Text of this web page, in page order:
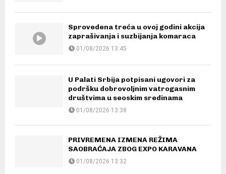
Sprovedena treća u ovoj godini akcija
zaprašivanja i suzbijanja komaraca
01/08/2026 13:45
U Palati Srbija potpisani ugovori za
podršku dobrovoljnim vatrogasnim
društvima u seoskim sredinama
01/08/2026 13:38
PRIVREMENA IZMENA REŽIMA
SAOBRAĆAJA ZBOG EXPO KARAVANA
01/08/2026 13:32